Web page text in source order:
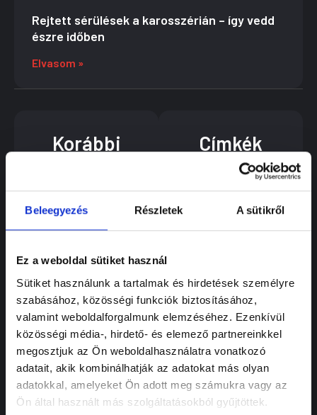
Beleegyezés Részletek A sütikről
Ez a weboldal sütiket használ
Sütiket használunk a tartalmak és hirdetések személyre
szabásához, közösségi funkciók biztosításához,
valamint weboldalforgalmunk elemzéséhez. Ezenkívül
közösségi média-, hirdető- és elemező partnereinkkel
megosztjuk az Ön weboldalhasználatra vonatkozó
adatait, akik kombinálhatják az adatokat más olyan
adatokkal, amelyeket Ön adott meg számukra vagy az
Ön által használt más szolgáltatásokból gyűjtöttek.
Rejtett sérülések a karosszérián – így vedd
észre időben
Elvasom »
Korábbi
többsége a
7
ok
Rejtett
sérülések a
karosszérián
– így vedd
észre időben
Használtautó
választási
kisokos, miért
érdemes
kereskedésből
Címkék
műszaki vizsga
használtautó
autószervíz